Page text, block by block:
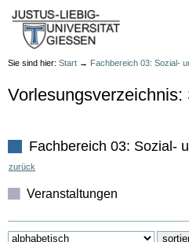
Sie sind hier: Start → Fachbereich 03: Sozial-
Vorlesungsverzeichnis:
Fachbereich 03: Sozial-
zurück
Veranstaltungen